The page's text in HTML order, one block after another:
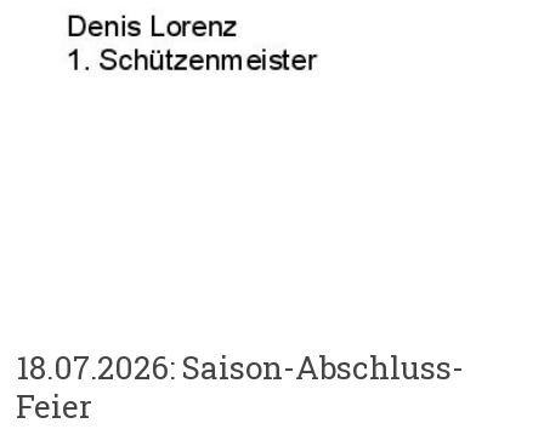
18.07.2026: Saison-Abschluss-
Feier